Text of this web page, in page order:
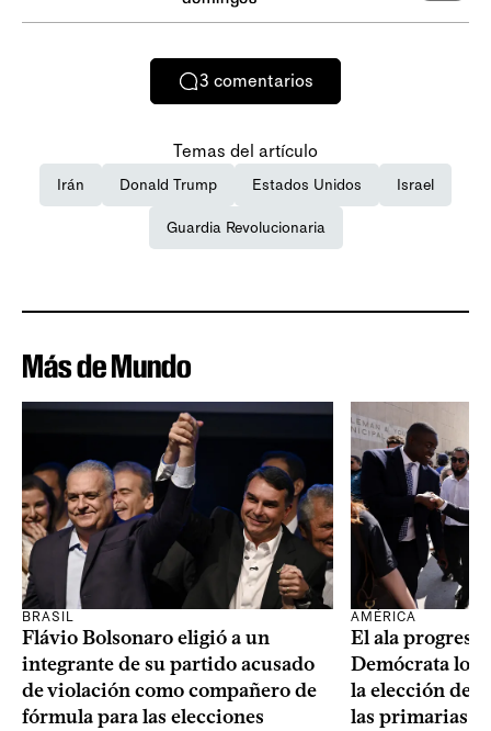
3 comentarios
Temas del artículo
Irán Donald Trump Estados Unidos Israel
Guardia Revolucionaria
Más de Mundo
BRASIL
Flávio Bolsonaro eligió a un
integrante de su partido acusado
de violación como compañero de
fórmula para las elecciones
AMÉRICA
El ala
Demócrata
la elección de
las primarias